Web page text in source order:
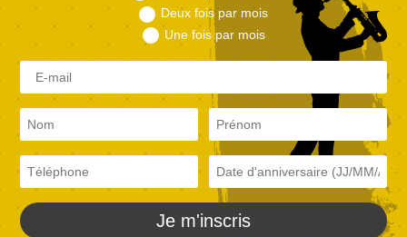
Deux fois par mois
Une fois par mois
Je m'inscris